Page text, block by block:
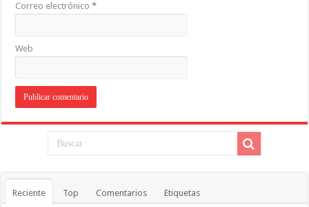
Correo electrónico*
Web
Reciente Top Comentarios Etiquetas